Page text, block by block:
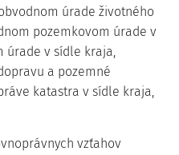
úrade životného
pozemkovom úrade v
úrade v sídle kraja,
a pozemné
katastra v sídle kraja,
vzťahov